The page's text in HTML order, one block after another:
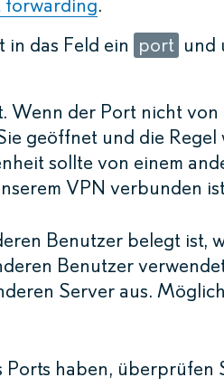
forwarding.
in das Feld ein port und
Wenn der Port nicht
geöffnet und die
sollte von einem
VPN verbunden
Benutzer belegt ist,
Benutzer
Server aus.
haben, überprüfen